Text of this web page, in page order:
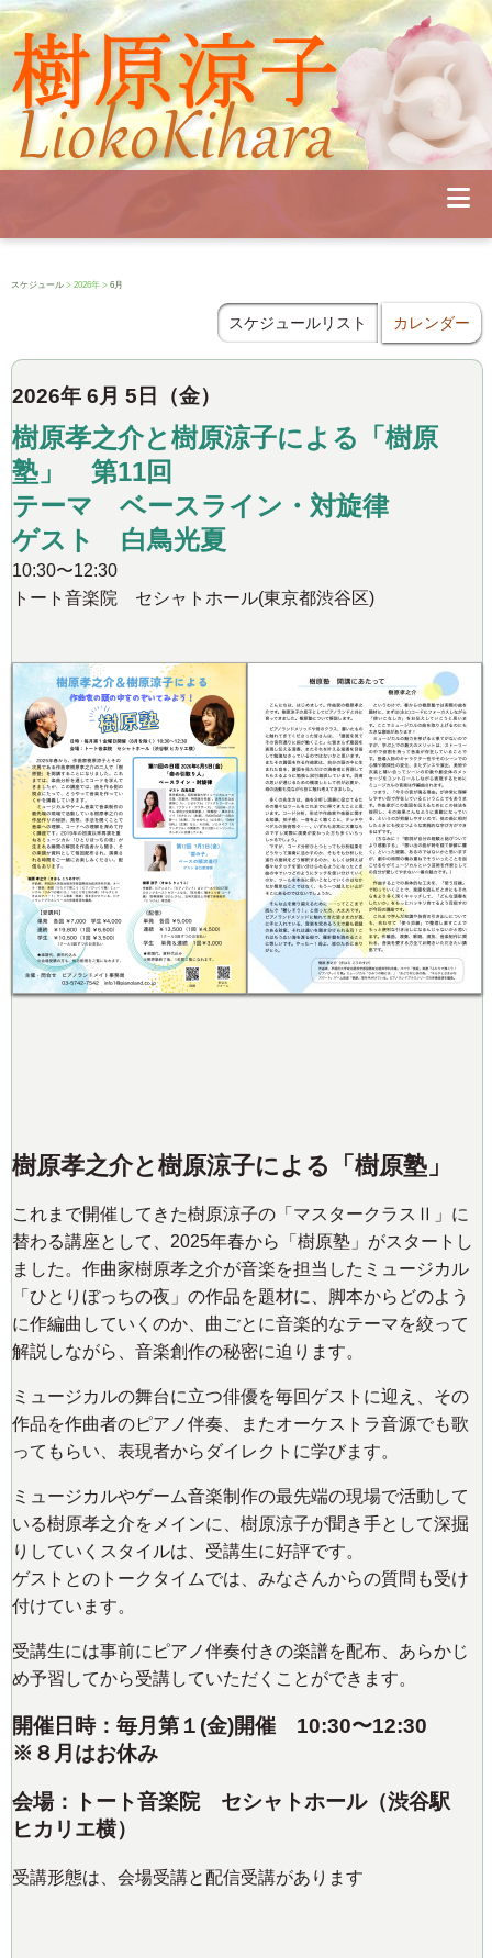
Profile
Concert
Seminar
Diary
School
スケジュール > 2026年 > 6月
スケジュールリスト カレンダー
2026年 6月 5日（金）
樹原孝之介と樹原涼子による「樹原
塾」 第11回
テーマ ベースライン・対旋律
ゲスト 白鳥光夏
10:30〜12:30
トート音楽院 セシャトホール(東京都渋谷区)
樹原孝之介と樹原涼子による「樹原塾」
これまで開催してきた樹原涼子の「マスタークラスⅡ」に
替わる講座として、2025年春から「樹原塾」がスタートし
ました。作曲家樹原孝之介が音楽を担当したミュージカル
「ひとりぼっちの夜」の作品を題材に、脚本からどのよう
に作編曲していくのか、曲ごとに音楽的なテーマを絞って
解説しながら、音楽創作の秘密に迫ります。
ミュージカルの舞台に立つ俳優を毎回ゲストに迎え、その
作品を作曲者のピアノ伴奏、またオーケストラ音源でも歌
ってもらい、表現者からダイレクトに学びます。
ミュージカルやゲーム音楽制作の最先端の現場で活動して
いる樹原孝之介をメインに、樹原涼子が聞き手として深掘
りしていくスタイルは、受講生に好評です。
ゲストとのトークタイムでは、みなさんからの質問も受け
付けています。
受講生には事前にピアノ伴奏付きの楽譜を配布、あらかじ
め予習してから受講していただくことができます。
開催日時：毎月第１(金)開催 10:30〜12:30
※８月はお休み
会場：トート音楽院 セシャトホール（渋谷駅
ヒカリエ横）
受講形態は、会場受講と配信受講があります